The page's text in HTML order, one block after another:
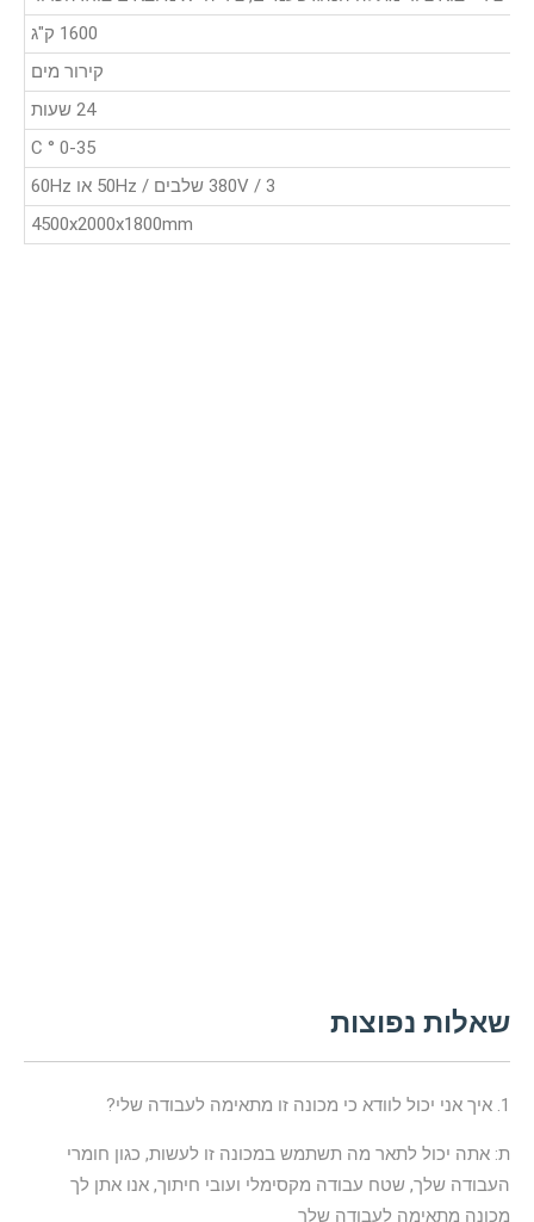
1600 ק"ג
קירור מים
24 שעות
0-35 ° C
380V / 3 שלבים / 50Hz או 60Hz
4500x2000x1800mm
שאלות נפוצות
1. איך אני יכול לוודא כי מכונה זו מתאימה לעבודה שלי?
ת: אתה יכול לתאר מה תשתמש במכונה זו לעשות, כגון חומרי
העבודה שלך, שטח עבודה מקסימלי ועובי חיתוך, אנו אתן לך
מכונה מתאימה לעבודה שלך